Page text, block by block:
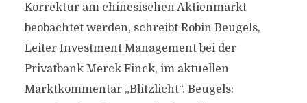
Korrektur am chinesischen Aktienmarkt
beobachtet werden, schreibt Robin Beugels,
Leiter Investment Management bei der
Privatbank Merck Finck, im aktuellen
Marktkommentar „Blitzlicht“. Beugels: